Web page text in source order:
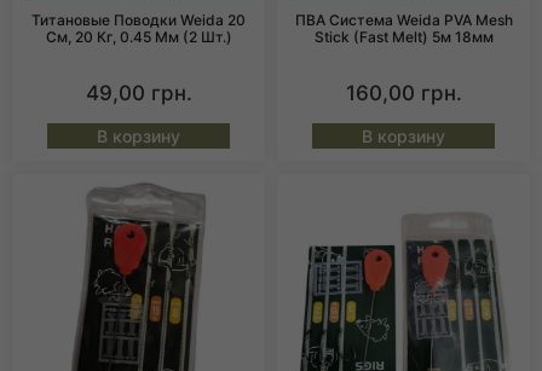
Титановые Поводки Weida 20
См, 20 Кг, 0.45 Мм (2 Шт.)
49,00 грн.
В корзину
ПВА Система Weida PVA Mesh
Stick (Fast Melt) 5м 18мм
160,00 грн.
В корзину